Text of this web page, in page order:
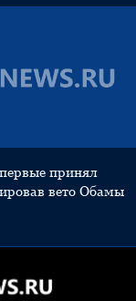
принял
вето Обамы